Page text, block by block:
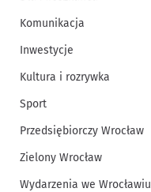
Komunikacja
Inwestycje
Kultura i rozrywka
Sport
Przedsiębiorczy Wrocław
Zielony Wrocław
Wydarzenia we Wrocławiu